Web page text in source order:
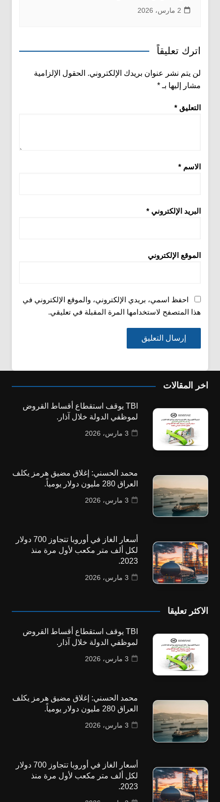
2 مارس، 2026
اترك تعليقاً
لن يتم نشر عنوان بريدك الإلكتروني. الحقول الإلزامية
مشار إليها بـ*
التعليق *
الاسم *
البريد الإلكتروني *
الموقع الإلكتروني
احفظ اسمي، بريدي الإلكتروني، والموقع الإلكتروني في
هذا المتصفح لاستخدامها المرة المقبلة في تعليقي.
اخر المقالات
TBI يوقف استقطاع أقساط القروض
لموظفي الدولة خلال آذار.
3 مارس، 2026
محمد الحسني: إغلاق مضيق هرمز يكلف
العراق 280 مليون دولار يومياً.
3 مارس، 2026
أسعار الغاز في أوروبا تتجاوز 700 دولار
لكل ألف متر مكعب لأول مرة منذ
2023.
3 مارس، 2026
الاكثر تعليقا
TBI يوقف استقطاع أقساط القروض
لموظفي الدولة خلال آذار.
3 مارس، 2026
محمد الحسني: إغلاق مضيق هرمز يكلف
العراق 280 مليون دولار يومياً.
3 مارس، 2026
أسعار الغاز في أوروبا تتجاوز 700 دولار
لكل ألف متر مكعب لأول مرة منذ
2023.